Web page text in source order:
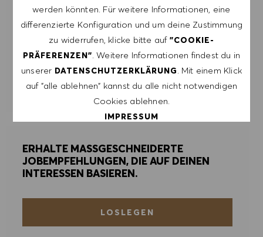
werden könnten. Für weitere Informationen, eine
differenzierte Konfiguration und um deine Zustimmung
zu widerrufen, klicke bitte auf "COOKIE-
PRÄFERENZEN" . Weitere Informationen findest du in
unserer DATENSCHUTZERKLÄRUNG . Mit einem Klick
auf "alle ablehnen" kannst du alle nicht notwendigen
Cookies ablehnen.
IMPRESSUM
COOKIE PRÄFERENZEN
ALLE ABLEHNEN
ALLE AKZEPTIEREN
E-Mail-Adresse eingeben (erforderlich)
ERSTELLEN
ALERTS VERWALTEN
ERHALTE MASSGESCHNEIDERTE
JOBEMPFEHLUNGEN, DIE AUF DEINEN
INTERESSEN BASIEREN.
LOSLEGEN